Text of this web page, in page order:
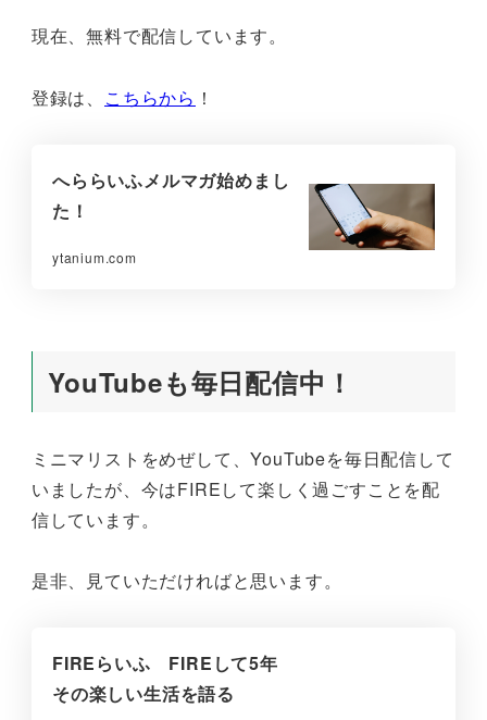
現在、無料で配信しています。
登録は、 こちらから ！
へららいふメルマガ始めまし
た！
ytanium.com
YouTubeも毎日配信中！
ミニマリストをめぜして、YouTubeを毎日配信して
いましたが、今はFIREして楽しく過ごすことを配
信しています。
是非、見ていただければと思います。
FIREらいふ FIREして5年
その楽しい生活を語る